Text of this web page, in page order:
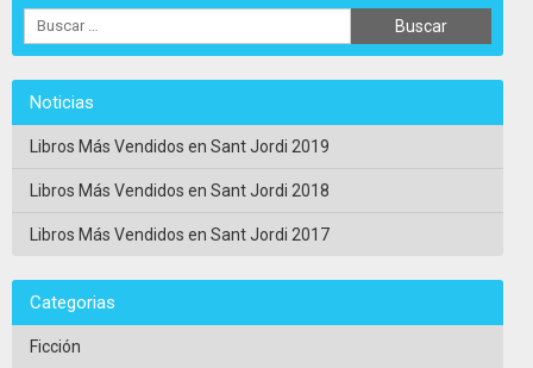
Noticias
Libros Más Vendidos en Sant Jordi 2019
Libros Más Vendidos en Sant Jordi 2018
Libros Más Vendidos en Sant Jordi 2017
Categorias
Ficción